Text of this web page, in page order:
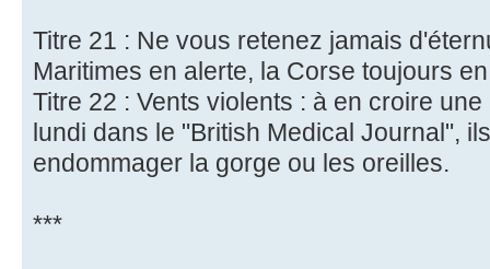
Titre 21 : Ne vous retenez jamais
Maritimes en alerte, la Corse toujours
Titre 22 : Vents violents : à en croire
lundi dans le "British Medical Journal",
endommager la gorge ou les oreilles.
***